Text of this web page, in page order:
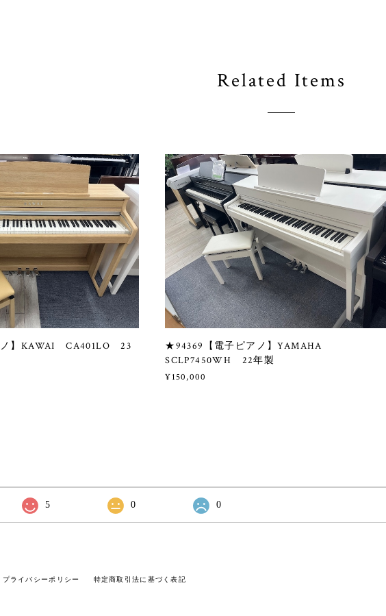
Related Items
】KAWAI CA401LO 23
★94369【電子ピアノ】YAMAHA
SCLP7450WH 22年製
¥150,000
5 0 0
プライバシーポリシー 特定商取引法に基づく表記